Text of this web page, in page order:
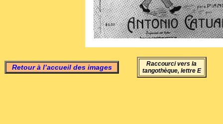
Retour à l’accueil des images
Raccourci vers la
tangothèque, lettre E